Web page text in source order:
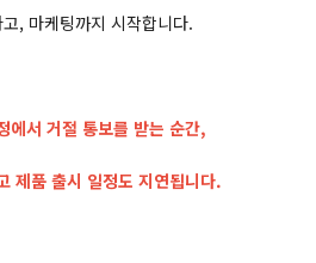
, 마케팅까지 시작합니다.
에서 거절 통보를 받는 순간,
제품 출시 일정도 지연됩니다.